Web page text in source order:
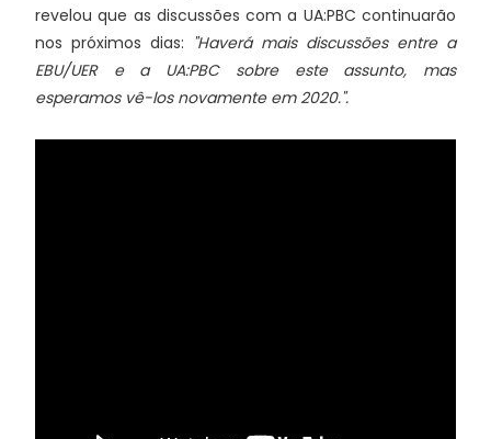
revelou que as discussões com a UA:PBC continuarão
nos próximos dias: "Haverá mais discussões entre a
EBU/UER e a UA:PBC sobre este assunto, mas
esperamos vê-los novamente em 2020.".